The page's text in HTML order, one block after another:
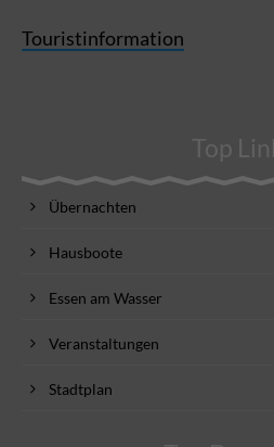
Touristinformation
Top
Übernachten
Hausboote
Essen am Wasser
Veranstaltungen
Stadtplan